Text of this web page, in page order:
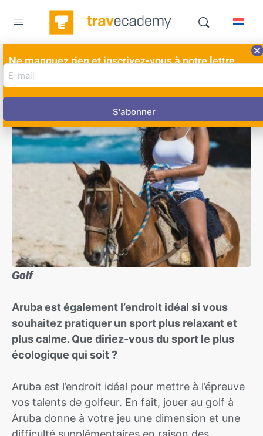
Golf
Aruba est également l’endroit idéal si vous
souhaitez pratiquer un sport plus relaxant et
plus calme. Que diriez-vous du sport le plus
écologique qui soit ?
Aruba est l’endroit idéal pour mettre à l’épreuve
vos talents de golfeur. En fait, jouer au golf à
Aruba donne à votre jeu une dimension et une
Ne manquez rien et inscrivez-vous à notre lettre
d'information ici!
E-
mail
adres